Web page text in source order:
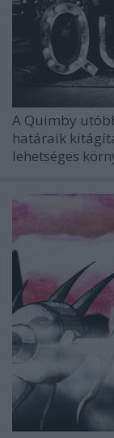
A Quimby
határaik
lehetséges